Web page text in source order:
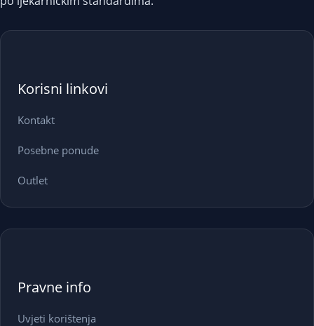
Korisni linkovi
Kontakt
Posebne ponude
Outlet
Pravne info
Uvjeti korištenja